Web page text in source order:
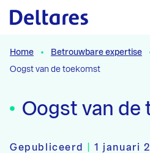
Naar hoofdcontent
Home Betrouwbare expertise
Oogst van de toekomst
Oogst van de
Gepubliceerd |1 januari